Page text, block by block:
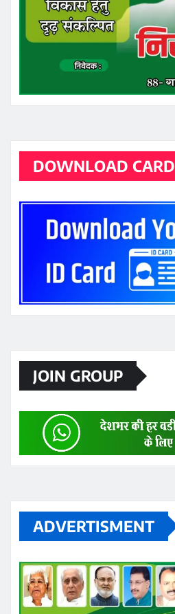
DOWNLOAD CARD
JOIN GROUP
ADVERTISMENT